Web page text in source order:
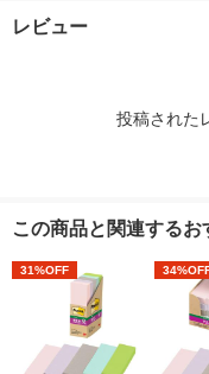
レビュー
投稿された
この商品と関連する
31%OFF